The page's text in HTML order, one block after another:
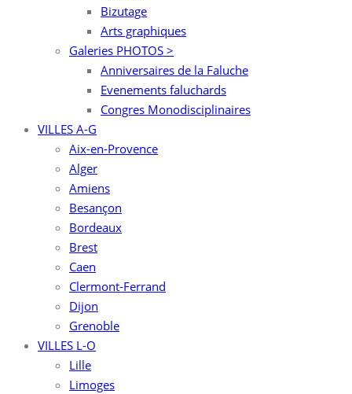
Bizutage
Arts graphiques
Galeries PHOTOS >
Anniversaires de la Faluche
Evenements faluchards
Congres Monodisciplinaires
VILLES A-G
Aix-en-Provence
Alger
Amiens
Besançon
Bordeaux
Brest
Caen
Clermont-Ferrand
Dijon
Grenoble
VILLES L-O
Lille
Limoges